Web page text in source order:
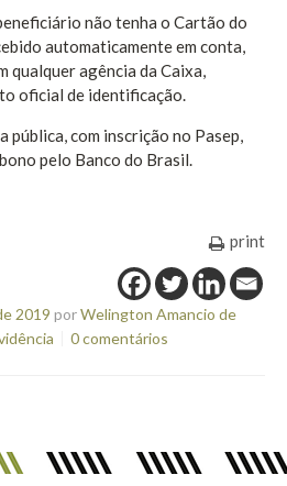
não tenha o Cartão do
automaticamente em conta,
qualquer agência da Caixa,
oficial de identificação.
pública, com inscrição no Pasep,
pelo Banco do Brasil.
print
2019 porWelington Amancio de
0 comentários